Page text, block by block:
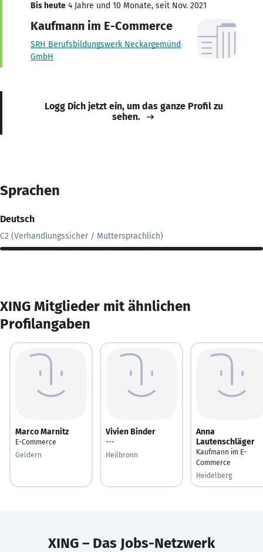
Bis heute 4 Jahre und 10 Monate, seit Nov. 2021
Kaufmann im E-Commerce
SRH Berufsbildungswerk Neckargemünd
GmbH
Logg Dich jetzt ein, um das ganze Profil zu
sehen.
Sprachen
Deutsch
C2 (Verhandlungssicher / Muttersprachlich)
XING Mitglieder mit ähnlichen
Profilangaben
Marco Marnitz
E-Commerce
Geldern
Vivien Binder
---
Heilbronn
Anna
Lautenschläger
Kaufmann im E-
Commerce
Heidelberg
XING – Das Jobs-Netzwerk